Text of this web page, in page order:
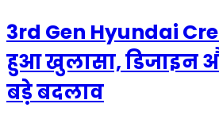
मिलेंगे
रेंज
3rd Gen Hyundai
हुआ खुलासा, डिजाइन
बड़े बदलाव